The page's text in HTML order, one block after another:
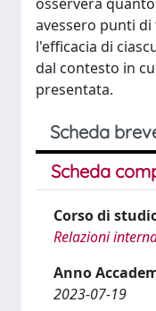
avessero punti di
l'efficacia di
dal contesto in
presentata.
Scheda
Scheda
Corso di
Relazioni
Anno
2023-07-19